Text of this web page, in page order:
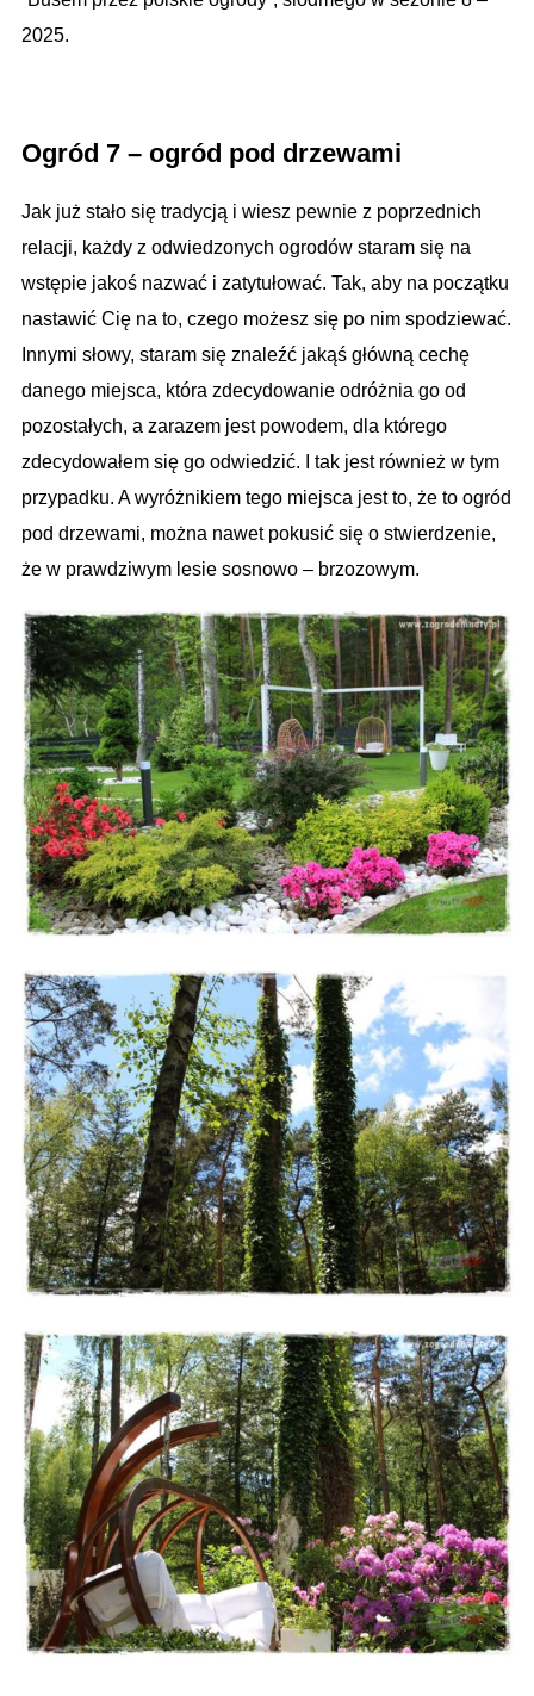
2025.
Ogród 7 – ogród pod drzewami
Jak już stało się tradycją i wiesz pewnie z poprzednich
relacji, każdy z odwiedzonych ogrodów staram się na
wstępie jakoś nazwać i zatytułować. Tak, aby na początku
nastawić Cię na to, czego możesz się po nim spodziewać.
Innymi słowy, staram się znaleźć jakąś główną cechę
danego miejsca, która zdecydowanie odróżnia go od
pozostałych, a zarazem jest powodem, dla którego
zdecydowałem się go odwiedzić. I tak jest również w tym
przypadku. A wyróżnikiem tego miejsca jest to, że to ogród
pod drzewami, można nawet pokusić się o stwierdzenie,
że w prawdziwym lesie sosnowo – brzozowym.